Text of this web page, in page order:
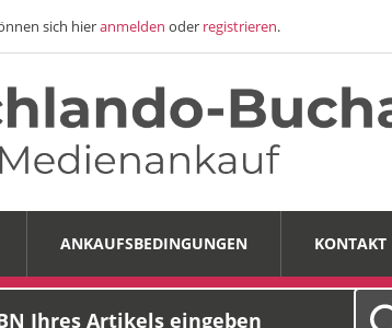
sich hieranmelden oder registrieren.
ANKAUFSBEDINGUNGEN KONTAKT